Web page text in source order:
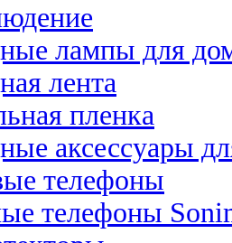
лампы для
лента
пленка
аксессуары
телефоны
телефоны